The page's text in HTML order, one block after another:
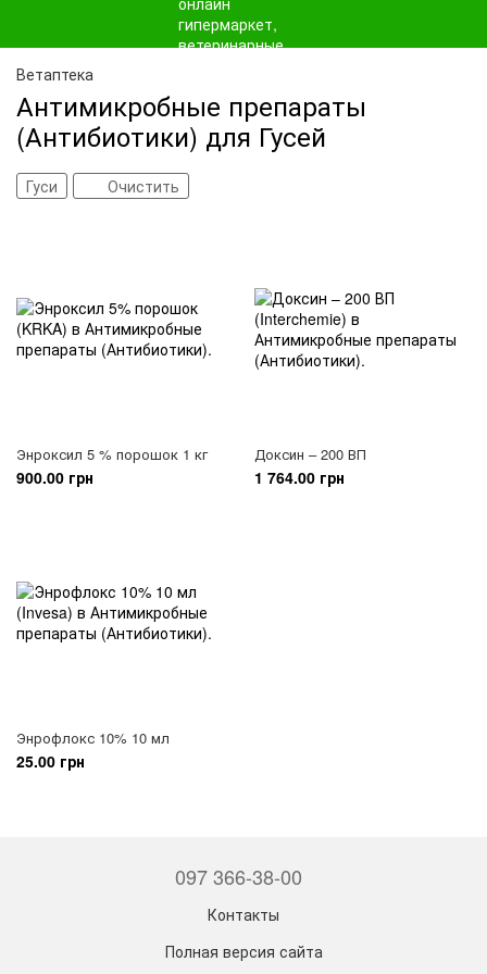
Ветаптека
Антимикробные препараты
(Антибиотики) для Гусей
Гуси Очистить
Энроксил 5 % порошок 1 кг
900.00 грн
Доксин – 200 ВП
1 764.00 грн
Энрофлокс 10% 10 мл
25.00 грн
097 366-38-00
Контакты
Полная версия сайта